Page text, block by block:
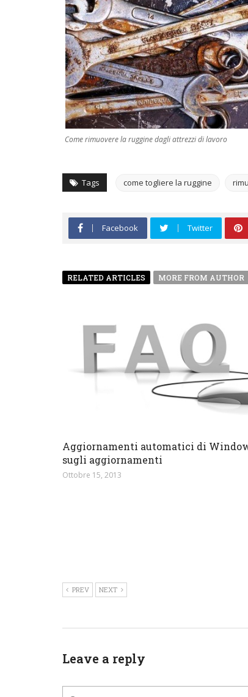
Come rimuovere la ruggine dagli attrezzi di lavoro
Tags come togliere la ruggine
Facebook Twitter
RELATED ARTICLES MORE FROM AUTHOR
Aggiornamenti automatici di
sugli aggiornamenti
Ottobre 15, 2013
PREV NEXT
Leave a reply